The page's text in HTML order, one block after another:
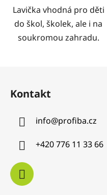
Lavička vhodná pro děti
do škol, školek, ale i na
soukromou zahradu.
Kontakt
info@profiba.cz
+420 776 11 33 66